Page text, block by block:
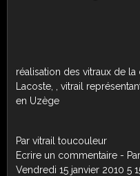
réalisation des vitraux de
Lacoste, , vitrail
en Uzège
Par vitrail toucouleur
Ecrire un commentaire -
Vendredi 15 janvier 2010 5